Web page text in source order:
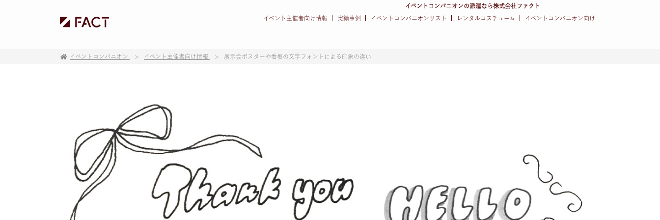
イベントコンパニオンの派遣なら株式会社ファクト
イベント主催者向け情報 実績事例 イベントコンパニオンリスト レンタルコスチューム イベントコンパニオン向け
イベントコンパニオン イベント主催者向け情報 展示会ポスターや看板の文字フォントによる印象の違い